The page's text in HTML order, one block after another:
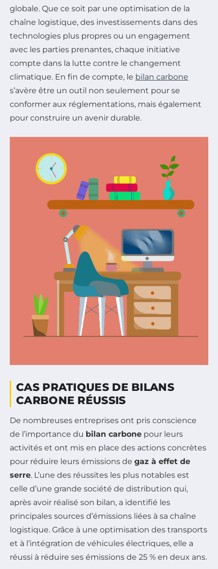
globale. Que ce soit par une optimisation de la
chaîne logistique, des investissements dans des
technologies plus propres ou un engagement
avec les parties prenantes, chaque initiative
compte dans la lutte contre le changement
climatique. En fin de compte, le bilan carbone
s’avère être un outil non seulement pour se
conformer aux réglementations, mais également
pour construire un avenir durable.
CAS PRATIQUES DE BILANS
CARBONE RÉUSSIS
De nombreuses entreprises ont pris conscience
de l’importance du bilan carbone pour leurs
activités et ont mis en place des actions concrètes
pour réduire leurs émissions de gaz à effet de
serre. L’une des réussites les plus notables est
celle d’une grande société de distribution qui,
après avoir réalisé son bilan, a identifié les
principales sources d’émissions liées à sa chaîne
logistique. Grâce à une optimisation des transports
et à l’intégration de véhicules électriques, elle a
réussi à réduire ses émissions de 25 % en deux ans.